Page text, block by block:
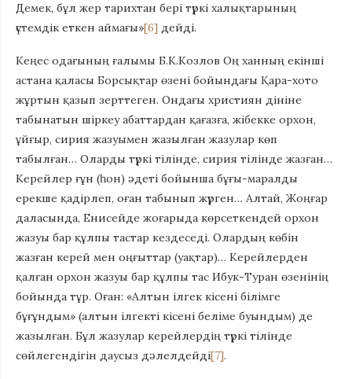
Демек, бұл жер тарихтан бері түркі халықтарының
үстемдік еткен аймағы»[6] дейді.
Кеңес одағының ғалымы Б.К.Козлов Оң ханның екінші
астана қаласы Борсықтар өзені бойындағы Қара-хото
жұртын қазып зерттеген. Ондағы християн дініне
табынатын шіркеу абаттардан қағазға, жібекке орхон,
ұйғыр, сирия жазуымен жазылған жазулар көп
табылған… Оларды түркі тілінде, сирия тілінде жазған…
Керейлер ғұн (һон) әдеті бойынша бұғы-маралды
ерекше қадірлеп, оған табынып жүрген… Алтай, Жоңғар
даласында, Енисейде жоғарыда көрсеткендей орхон
жазуы бар құлпы тастар кездеседі. Олардың көбін
жазған керей мен оңғыттар (уақтар)… Керейлерден
қалған орхон жазуы бар құлпы тас Ибук-Туран өзенінің
бойында тұр. Оған: «Алтын ілгек кісені білімге
бұғұндым» (алтын ілгекті кісені беліме буындым) де
жазылған. Бұл жазулар керейлердің түркі тілінде
сөйлегендігін даусыз дәлелдейді[7].